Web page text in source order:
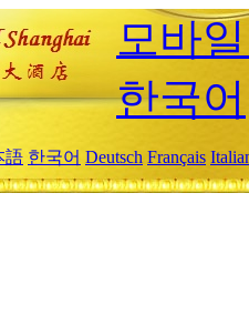
모바
한국어
語 한국어 Deutsch Français